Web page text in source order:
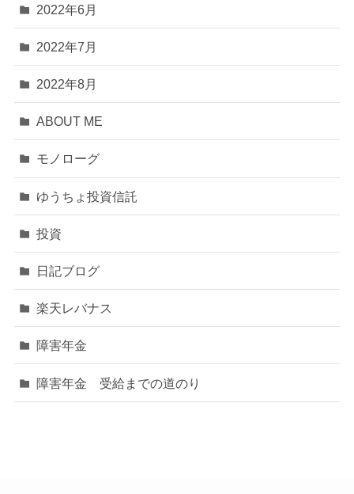
2022年6月
2022年7月
2022年8月
ABOUT ME
モノローグ
ゆうちょ投資信託
投資
日記ブログ
楽天レバナス
障害年金
障害年金 受給までの道のり